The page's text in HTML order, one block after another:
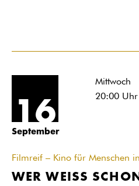
16
September
Mittwoch
20:00Uhr
Filmreif – Kino für Menschen
WER WEISS